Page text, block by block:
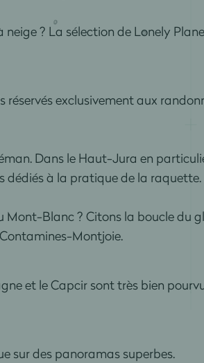
? La sélection de Lonely
exclusivement aux
Dans le Haut-Jura en
dédiés à la pratique de la raquette.
Blanc ? Citons la boucle du
Montjoie.
et le Capcir sont très bien
sur des panoramas superbes.